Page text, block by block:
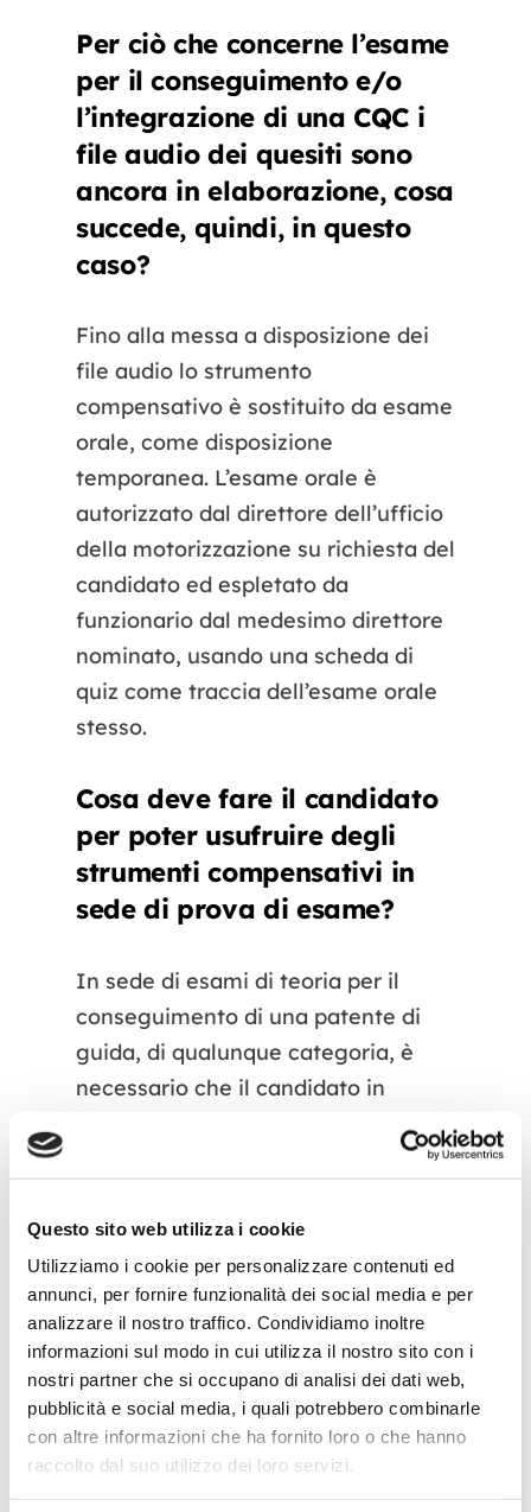
Questo sito web utilizza i cookie
Utilizziamo i cookie per personalizzare contenuti ed
annunci, per fornire funzionalità dei social media e per
analizzare il nostro traffico. Condividiamo inoltre
informazioni sul modo in cui utilizza il nostro sito con i
nostri partner che si occupano di analisi dei dati web,
pubblicità e social media, i quali potrebbero combinarle
con altre informazioni che ha fornito loro o che hanno
raccolto dal suo utilizzo dei loro servizi.
Per ciò che concerne l’esame
per il conseguimento e/o
l’integrazione di una CQC i
file audio dei quesiti sono
ancora in elaborazione, cosa
succede, quindi, in questo
caso?
Fino alla messa a disposizione dei
file audio lo strumento
compensativo è sostituito da esame
orale, come disposizione
temporanea. L’esame orale è
autorizzato dal direttore dell’ufficio
della motorizzazione su richiesta del
candidato ed espletato da
funzionario dal medesimo direttore
nominato, usando una scheda di
quiz come traccia dell’esame orale
stesso.
Cosa deve fare il candidato
per poter usufruire degli
strumenti compensativi in
sede di prova di esame?
In sede di esami di teoria per il
conseguimento di una patente di
guida, di qualunque categoria, è
necessario che il candidato in
possesso di diagnosi di DSA esibisca
la relativa certificazione in fase di
requisiti di idoneità psico-fisica alla
guida.
In sede di esami per il
conseguimento di una CQC, è
necessario che il candidato in
possesso di diagnosi di DSA esibisca
la relativa certificazione al soggetto
che procede alla relativa